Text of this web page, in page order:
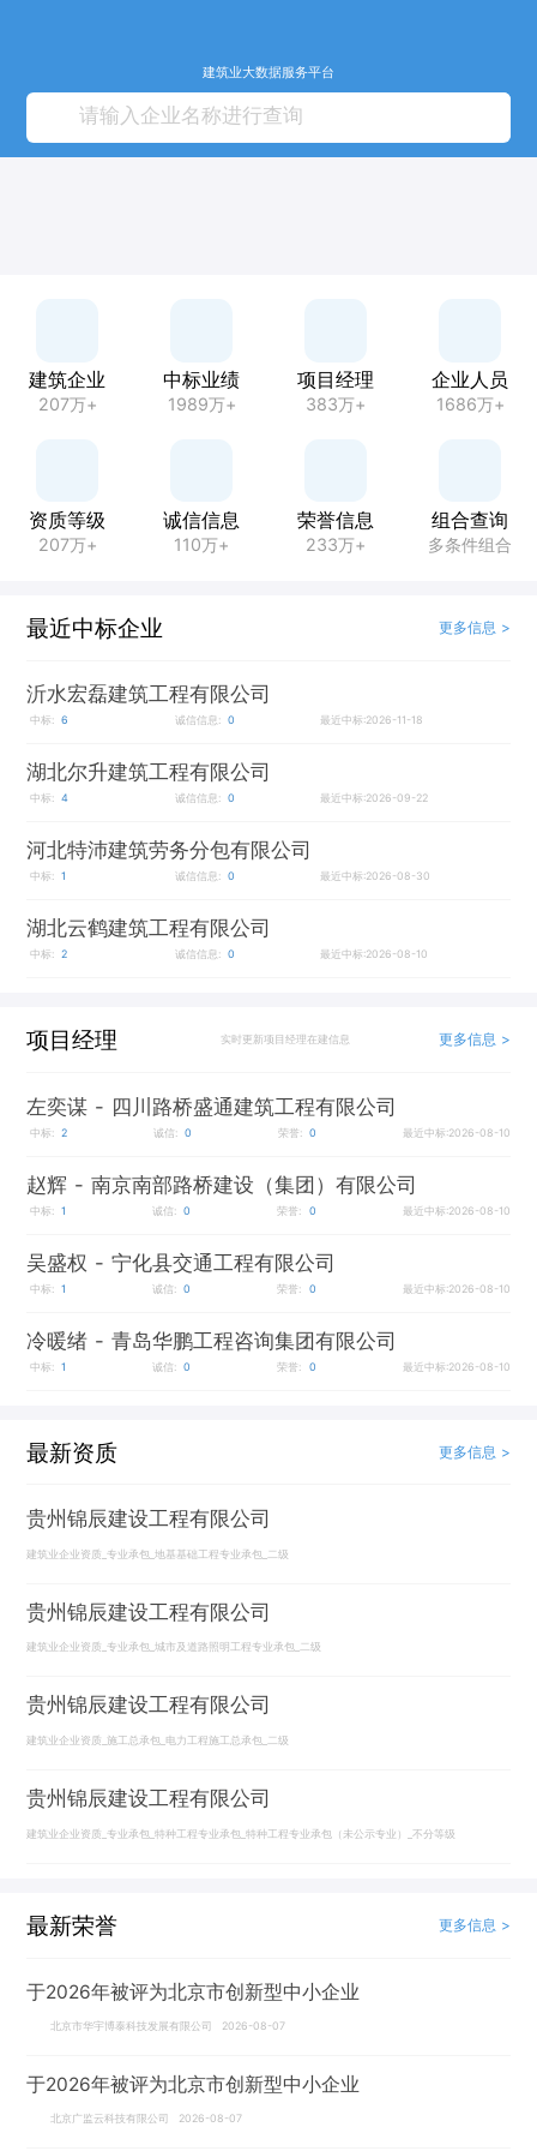
建筑业大数据服务平台
建筑企业
207万+
中标业绩
1989万+
项目经理
383万+
企业人员
1686万+
资质等级
207万+
诚信信息
110万+
荣誉信息
233万+
组合查询
多条件组合
最近中标企业 更多信息 >
沂水宏磊建筑工程有限公司
中标: 6 诚信信息: 0 最近中标:2026-11-18
湖北尔升建筑工程有限公司
中标: 4 诚信信息: 0 最近中标:2026-09-22
河北特沛建筑劳务分包有限公司
中标: 1 诚信信息: 0 最近中标:2026-08-30
湖北云鹤建筑工程有限公司
中标: 2 诚信信息: 0 最近中标:2026-08-10
项目经理 实时更新项目经理在建信息 更多信息 >
左奕谋 - 四川路桥盛通建筑工程有限公司
中标: 2 诚信: 0 荣誉: 0 最近中标:2026-08-10
赵辉 - 南京南部路桥建设（集团）有限公司
中标: 1 诚信: 0 荣誉: 0 最近中标:2026-08-10
吴盛权 - 宁化县交通工程有限公司
中标: 1 诚信: 0 荣誉: 0 最近中标:2026-08-10
冷暖绪 - 青岛华鹏工程咨询集团有限公司
中标: 1 诚信: 0 荣誉: 0 最近中标:2026-08-10
最新资质 更多信息 >
贵州锦辰建设工程有限公司
建筑业企业资质_专业承包_地基基础工程专业承包_二级
贵州锦辰建设工程有限公司
建筑业企业资质_专业承包_城市及道路照明工程专业承包_二级
贵州锦辰建设工程有限公司
建筑业企业资质_施工总承包_电力工程施工总承包_二级
贵州锦辰建设工程有限公司
建筑业企业资质_专业承包_特种工程专业承包_特种工程专业承包（未公示专业）_不分等级
最新荣誉 更多信息 >
于2026年被评为北京市创新型中小企业
北京市华宇博泰科技发展有限公司 2026-08-07
于2026年被评为北京市创新型中小企业
北京广监云科技有限公司 2026-08-07